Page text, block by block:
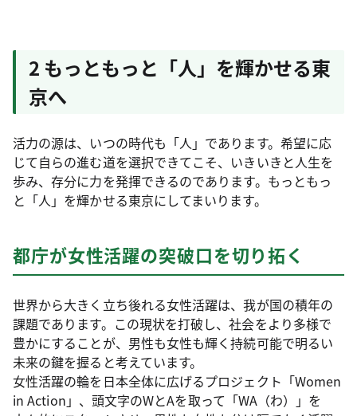
2 もっともっと「人」を輝かせる東
京へ
活力の源は、いつの時代も「人」であります。希望に応
じて自らの進む道を選択できてこそ、いきいきと人生を
歩み、存分に力を発揮できるのであります。もっともっ
と「人」を輝かせる東京にしてまいります。
都庁が女性活躍の突破口を切り拓く
世界から大きく立ち後れる女性活躍は、我が国の積年の
課題であります。この現状を打破し、社会をより多様で
豊かにすることが、男性も女性も輝く持続可能で明るい
未来の鍵を握ると考えています。
女性活躍の輪を日本全体に広げるプロジェクト「Women
in Action」、頭文字のWとAを取って「WA（わ）」を